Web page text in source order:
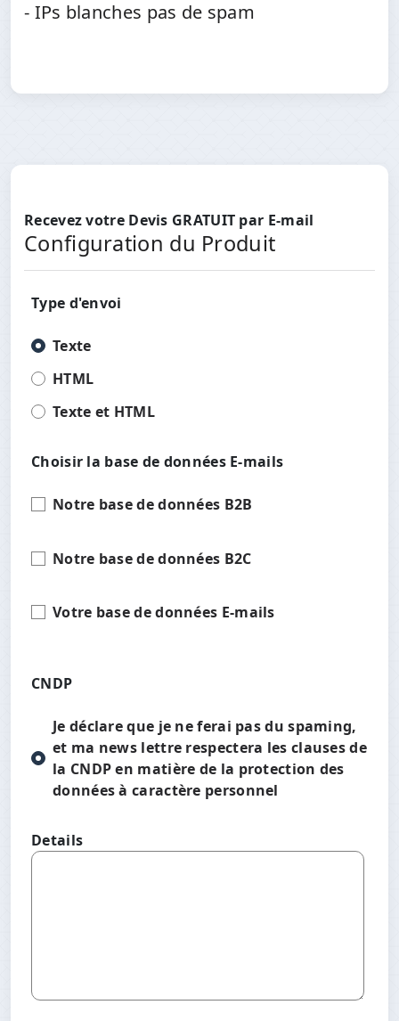
- IPs blanches pas de spam
Recevez votre Devis GRATUIT par E-mail
Configuration du Produit
Type d'envoi
Texte
HTML
Texte et HTML
Choisir la base de données E-mails
Notre base de données B2B
Notre base de données B2C
Votre base de données E-mails
CNDP
Je déclare que je ne ferai pas du spaming,
et ma news lettre respectera les clauses de
la CNDP en matière de la protection des
données à caractère personnel
Details